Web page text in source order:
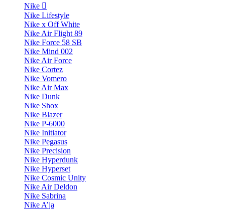
Nike
Nike Lifestyle
Nike x Off White
Nike Air Flight 89
Nike Force 58 SB
Nike Mind 002
Nike Air Force
Nike Cortez
Nike Vomero
Nike Air Max
Nike Dunk
Nike Shox
Nike Blazer
Nike P-6000
Nike Initiator
Nike Pegasus
Nike Precision
Nike Hyperdunk
Nike Hyperset
Nike Cosmic Unity
Nike Air Deldon
Nike Sabrina
Nike A’ja